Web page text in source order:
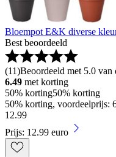
Bloempot E&K diverse
Best beoordeeld
(11)Beoordeeld met 5.0 van
6.49 met korting
50% korting50% korting
50% korting, voordeelprijs:
12.99
Prijs: 12.99 euro